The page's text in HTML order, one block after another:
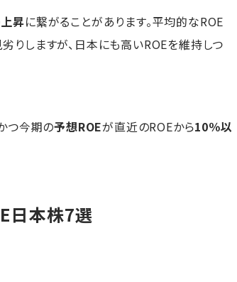
昇に繋がることがあります。平均的なROE
りしますが、日本にも高いROEを維持しつ
つ今期の予想ROEが直近のROEから10％以
日本株7選